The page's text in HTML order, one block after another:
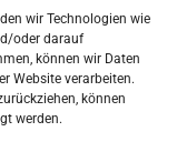
wir Technologien wie
oder darauf
können wir Daten
Website verarbeiten.
können
werden.
unzulässige